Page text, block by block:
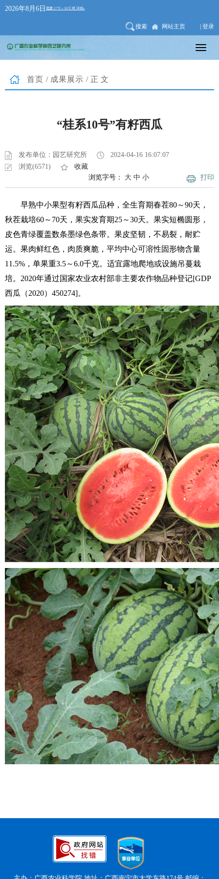
2026年8月6日
搜索 网站主页 | 登录
首页 / 成果展示 /正文
“桂系10号”有籽西瓜
发布单位：园艺研究所
2024-04-16 16:07:07
浏览(6571)
收藏
打印
浏览字号： 大 中 小
早熟中小果型有籽西瓜品种，全生育期春茬80～90天，
秋茬栽培60～70天，果实发育期25～30天。果实短椭圆形，
皮色青绿覆盖数条墨绿色条带。果皮坚韧，不易裂，耐贮
运。果肉鲜红色，肉质爽脆，平均中心可溶性固形物含量
11.5%，单果重3.5～6.0千克。适宜露地爬地或设施吊蔓栽
培。2020年通过国家农业农村部非主要农作物品种登记[GDP
西瓜（2020）450274]。